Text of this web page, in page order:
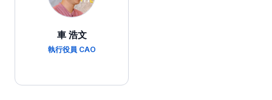
車 浩文
執行役員 CAO